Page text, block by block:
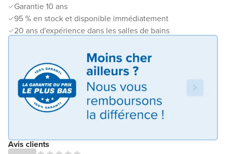
Garantie 10 ans
95 % en stock et disponible immédiatement
20 ans d'expérience dans les salles de bains
Avis clients